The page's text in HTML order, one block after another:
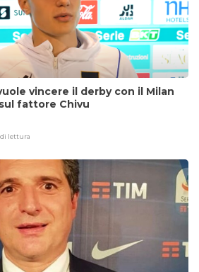
vincere il derby con il Milan
fattore Chivu
lettura